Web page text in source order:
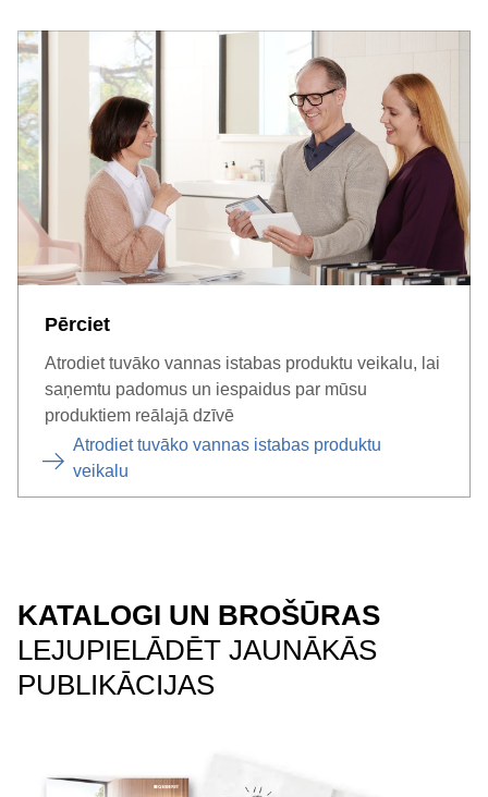
Pērciet
Atrodiet tuvāko vannas istabas produktu veikalu, lai
saņemtu padomus un iespaidus par mūsu
produktiem reālajā dzīvē
Atrodiet tuvāko vannas istabas produktu
veikalu
KATALOGI UN BROŠŪRAS
LEJUPIELĀDĒT JAUNĀKĀS
PUBLIKĀCIJAS